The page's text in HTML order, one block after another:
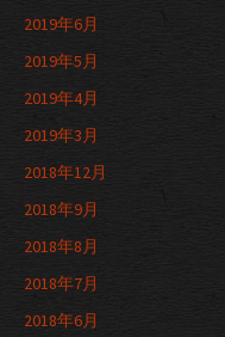
2019年6月
2019年5月
2019年4月
2019年3月
2018年12月
2018年9月
2018年8月
2018年7月
2018年6月